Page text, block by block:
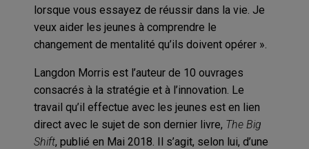
lorsque vous essayez de réussir dans la vie. Je
veux aider les jeunes à comprendre le
changement de mentalité qu’ils doivent opérer ».
Langdon Morris est l’auteur de 10 ouvrages
consacrés à la stratégie et à l’innovation. Le
travail qu’il effectue avec les jeunes est en lien
direct avec le sujet de son dernier livre, The Big
Shift, publié en Mai 2018. Il s’agit, selon lui, d’une